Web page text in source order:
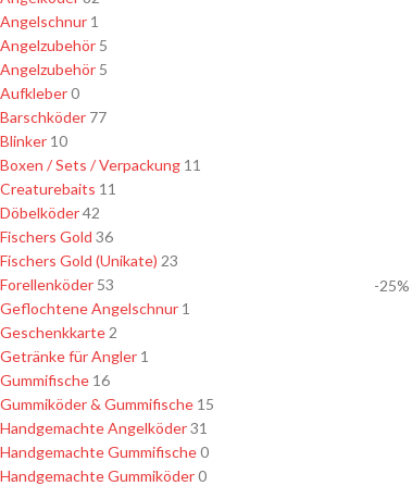
Angelschnur 1
Angelzubehör 5
Angelzubehör 5
Aufkleber0
Barschköder 77
Blinker 10
Boxen / Sets / Verpackung 11
Creaturebaits 11
Döbelköder42
Fischers Gold 36
Fischers Gold (Unikate) 23
Forellenköder 53
Geflochtene Angelschnur 1
Geschenkkarte 2
Getränke für Angler 1
Gummifische 16
Gummiköder & Gummifische 15
Handgemachte Angelköder31
Handgemachte Gummifische0
Handgemachte Gummiköder0
-25%